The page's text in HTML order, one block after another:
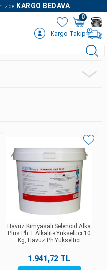
KARGO BEDAVA
0
Kargo Takip
Havuz Kimyasalı Selenoid Alka
Plus Ph + Alkalite Yükseltici 10
Kg, Havuz Ph Yükseltici
1.941,72 TL